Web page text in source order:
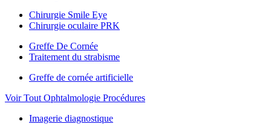
Chirurgie Smile Eye
Chirurgie oculaire PRK
Greffe De Cornée
Traitement du strabisme
Greffe de cornée artificielle
Voir Tout Ophtalmologie Procédures
Imagerie diagnostique